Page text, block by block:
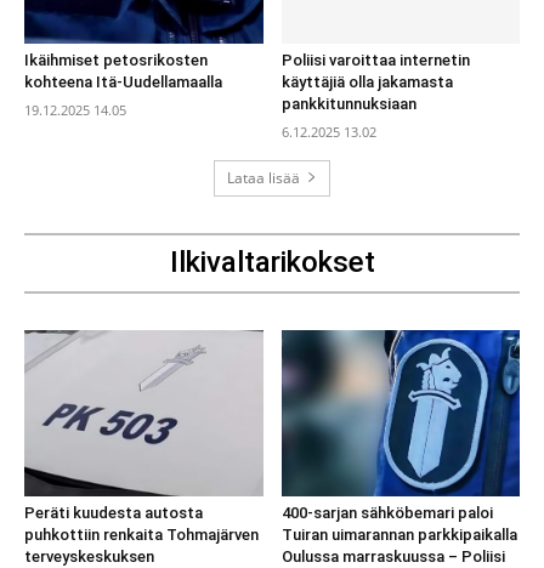
Ikäihmiset petosrikosten
kohteena Itä-Uudellamaalla
19.12.2025 14.05
Poliisi varoittaa internetin
käyttäjiä olla jakamasta
pankkitunnuksiaan
6.12.2025 13.02
Lataa lisää
Ilkivaltarikokset
Peräti kuudesta autosta
puhkottiin renkaita Tohmajärven
terveyskeskuksen
400-sarjan sähköbemari paloi
Tuiran uimarannan parkkipaikalla
Oulussa marraskuussa – Poliisi